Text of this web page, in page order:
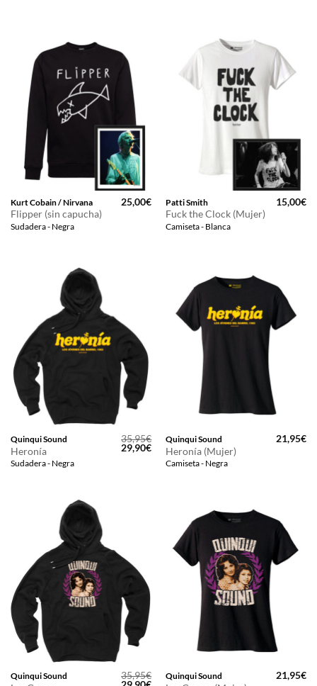
Kurt Cobain / Nirvana
Flipper (sin capucha)
Sudadera - Negra
25,00€ Patti Smith
Fuck the Clock (Mujer)
Camiseta - Blanca
15,00€
Quinqui Sound
Heronía
Sudadera - Negra
35,95€
El
precio
29,90€El
precio
actual
Quinqui Sound
Heronía (Mujer)
Camiseta - Negra
21,95€
Quinqui Sound 35,95€ Quinqui Sound 21,95€